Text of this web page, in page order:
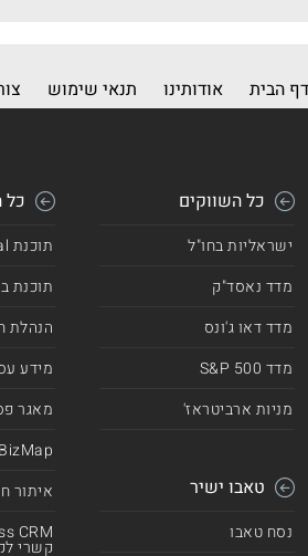
דף הבית אודותינו תנאי שימוש
כל השווקים
ישראליות בחו"ל
מדד נאסד"ק
מדד דאו ג'ונס
מדד 500 S&P
מניות ארביטראז'
טאבו ישיר
נסח טאבו
כל
תוכנת Terminal Bizportal
תוכנת
הנהלת
מידע
מאגר
BizMap
איתור
קשרי